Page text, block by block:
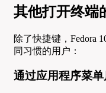
其他打开终端
除了快捷键，Fedora
同习惯的用户：
通过应用程序菜